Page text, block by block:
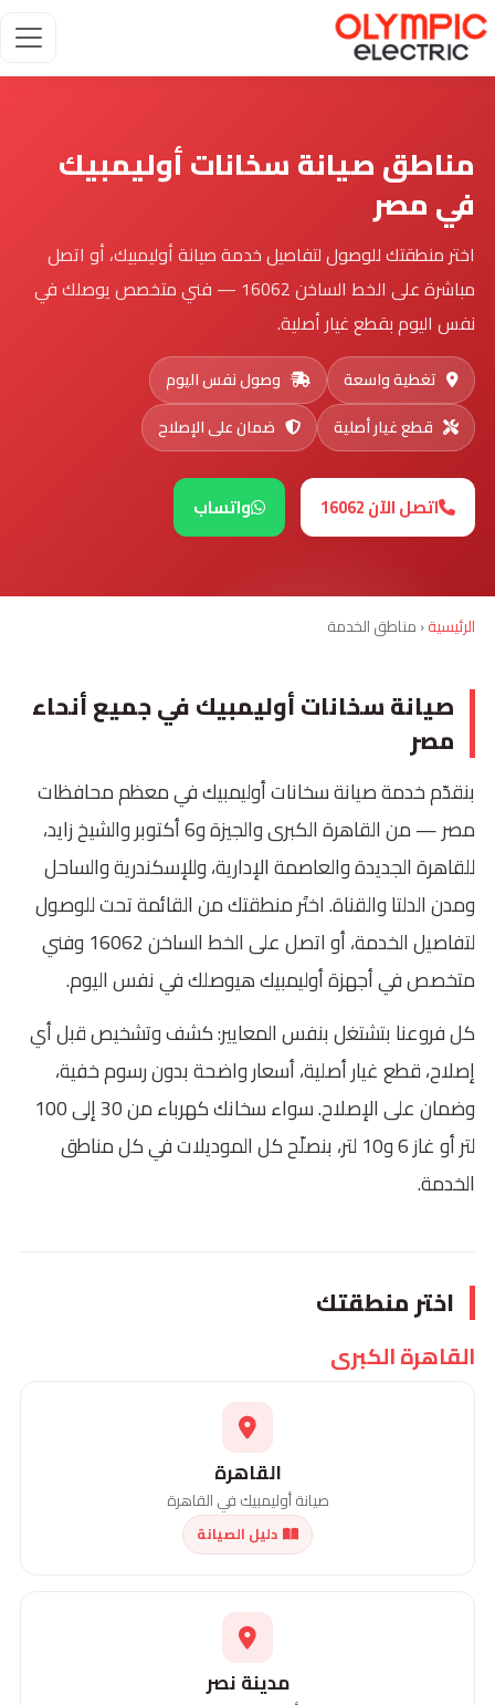
مناطق صيانة سخانات أوليمبيك
في مصر
اختر منطقتك للوصول لتفاصيل خدمة صيانة أوليمبيك، أو اتصل
مباشرة على الخط الساخن 16062 — فني متخصص يوصلك في
نفس اليوم بقطع غيار أصلية.
تغطية واسعة
وصول نفس اليوم
قطع غيار أصلية
ضمان على الإصلاح
اتصل الآن 16062 واتساب
الرئيسية‹مناطق الخدمة
صيانة سخانات أوليمبيك في جميع أنحاء
مصر
بنقدّم خدمةصيانة سخانات أوليمبيكفي معظم محافظات
مصر — من القاهرة الكبرى والجيزة و6 أكتوبر والشيخ زايد،
للقاهرة الجديدة والعاصمة الإدارية، وللإسكندرية والساحل
ومدن الدلتا والقناة. اختَر منطقتك من القائمة تحت للوصول
لتفاصيل الخدمة، أو اتصل على الخط الساخن16062 وفني
متخصص في أجهزة أوليمبيك هيوصلك في نفس اليوم.
كل فروعنا بتشتغل بنفس المعايير: كشف وتشخيص قبل أي
إصلاح، قطع غيار أصلية، أسعار واضحة بدون رسوم خفية،
وضمان على الإصلاح. سواء سخانك كهرباء من 30 إلى 100
لتر أو غاز 6 و10 لتر، بنصلّح كل الموديلات في كل مناطق
الخدمة.
اختر منطقتك
القاهرة الكبرى
القاهرة
صيانة أوليمبيك في القاهرة
دليل الصيانة
مدينة نصر